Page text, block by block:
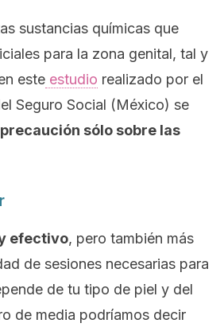
sustancias químicas que
para la zona genital, tal y
este estudio realizado por el
Seguro Social (México) se
sólo sobre las
efectivo, pero también más
de sesiones necesarias para
de tu tipo de piel y del
de media podríamos decir